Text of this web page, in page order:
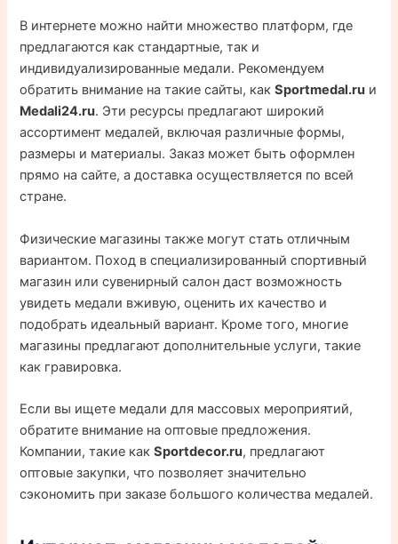
В интернете можно найти множество платформ, где
предлагаются как стандартные, так и
индивидуализированные медали. Рекомендуем
обратить внимание на такие сайты, какSportmedal.ru и
Medali24.ru. Эти ресурсы предлагают широкий
ассортимент медалей, включая различные формы,
размеры и материалы. Заказ может быть оформлен
прямо на сайте, а доставка осуществляется по всей
стране.
Физические магазины также могут стать отличным
вариантом. Поход в специализированный спортивный
магазин или сувенирный салон даст возможность
увидеть медали вживую, оценить их качество и
подобрать идеальный вариант. Кроме того, многие
магазины предлагают дополнительные услуги, такие
как гравировка.
Если вы ищете медали для массовых мероприятий,
обратите внимание на оптовые предложения.
Компании, такие какSportdecor.ru, предлагают
оптовые закупки, что позволяет значительно
сэкономить при заказе большого количества медалей.